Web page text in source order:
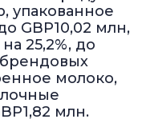
упакованное
GBP10,02 млн,
25,2%, до
молоко,
млн.